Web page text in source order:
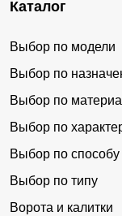
Каталог
Выбор по модели
Выбор по
Выбор по
Выбор по
Выбор по
Выбор по типу
Ворота и калитки